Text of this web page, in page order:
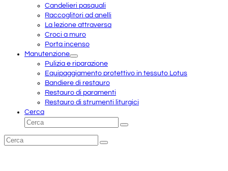
Candelieri pasquali
Raccoglitori ad anelli
La lezione attraversa
Croci a muro
Porta incenso
Manutenzione
Pulizia e riparazione
Equipaggiamento protettivo in tessuto Lotus
Bandiere di restauro
Restauro di paramenti
Restauro di strumenti liturgici
Cerca
Cerca
Invia
Cerca
Invia